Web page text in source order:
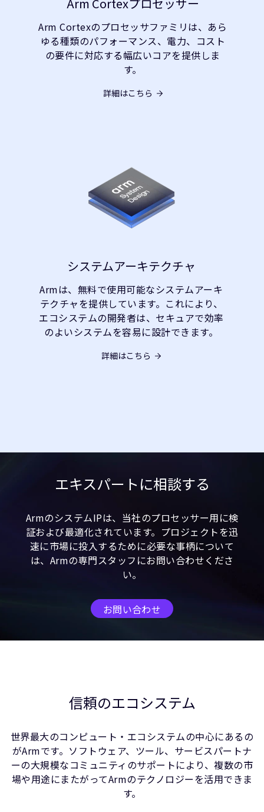
Arm Cortexのプロセッサファミリは、あら
ゆる種類のパフォーマンス、電力、コスト
の要件に対応する幅広いコアを提供しま
す。
詳細はこちら
システムアーキテクチャ
Armは、無料で使用可能なシステムアーキ
テクチャを提供しています。これにより、
エコシステムの開発者は、セキュアで効率
のよいシステムを容易に設計できます。
詳細はこちら
エキスパートに相談する
ArmのシステムIPは、当社のプロセッサー用に検
証および最適化されています。プロジェクトを迅
速に市場に投入するために必要な事柄について
は、Armの専門スタッフにお問い合わせくださ
い。
お問い合わせ
信頼のエコシステム
世界最大のコンピュート・エコシステムの中心にあるの
がArmです。ソフトウェア、ツール、サービスパートナ
ーの大規模なコミュニティのサポートにより、複数の市
場や用途にまたがってArmのテクノロジーを活用できま
す。